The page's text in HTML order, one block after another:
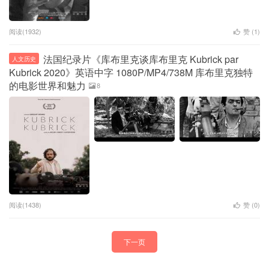
阅读(1932) 赞 (1)
人文历史
法国纪录片《库布里克谈库布里克 Kubrick par
Kubrick 2020》英语中字 1080P/MP4/738M 库布里克独特
的电影世界和魅力
8
阅读(1438) 赞 (0)
下一页